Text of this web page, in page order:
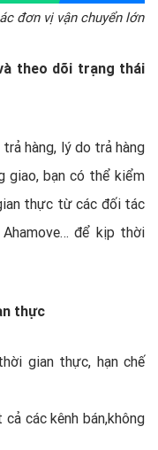
đơn vị vận chuyển lớn
theo dõi trạng thái
hàng, lý do trả hàng
giao, bạn có thể kiểm
thực từ các đối tác
để kịp thời
thực
gian thực, hạn chế
các kênh bán,không